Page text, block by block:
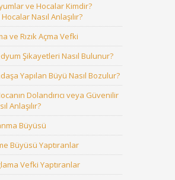
ve Hocalar Kimdir?
Hocalar Nasıl Anlaşılır?
ve Rızık Açma Vefki
Şikayetleri Nasıl Bulunur?
Yapılan Büyü Nasıl Bozulur?
Dolandırıcı veya Güvenilir
Anlaşılır?
Büyüsü
Büyüsü Yaptıranlar
Vefki Yaptıranlar